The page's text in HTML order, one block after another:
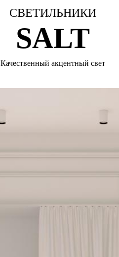
СВЕТИЛЬНИКИ
SALT
Качественный акцентный свет